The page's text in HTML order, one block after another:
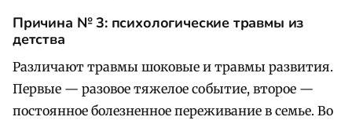
Причина №3: психологические травмы из
детства
Различают травмы шоковые и травмы развития.
Первые — разовое тяжелое событие, второе —
постоянное болезненное переживание в семье. Во